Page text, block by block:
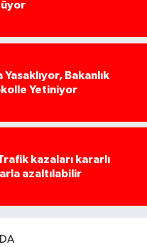
Yasaklıyor, Bakanlık
Yetiniyor
kazaları kararlı
azaltılabilir